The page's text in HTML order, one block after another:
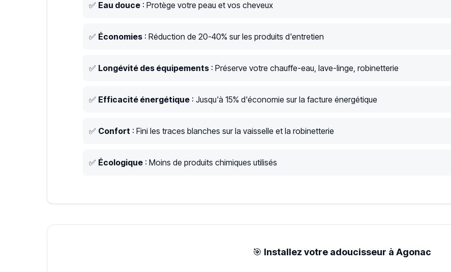
✅ Eau douce : Protège votre peau et vos cheveux
✅ Économies : Réduction de 20-40% sur les produits d'entretien
✅ Longévité des équipements : Préserve votre chauffe-eau, lave-linge, robinetterie
✅ Efficacité énergétique : Jusqu'à 15% d'économie sur la facture énergétique
✅ Confort : Fini les traces blanches sur la vaisselle et la robinetterie
✅ Écologique : Moins de produits chimiques utilisés
🎯 Installez votre adoucisseur à Agonac